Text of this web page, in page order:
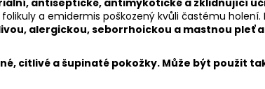
a emidermis poškozený kvůli častému holení.
alergickou, seborrhoickou a mastnou pleť
citlivé a šupinaté pokožky. Může být použit